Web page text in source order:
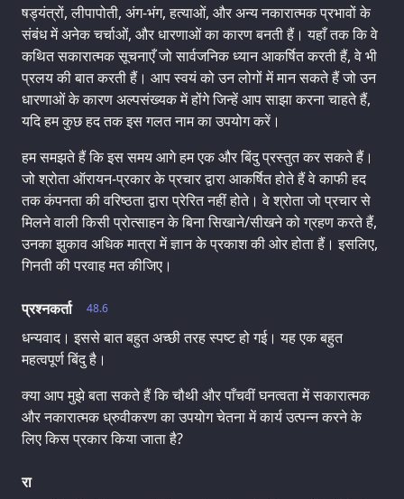
षड्यंत्रों, लीपापोती, अंग-भंग, हत्याओं, और अन्य नकारात्मक प्रभावों के
संबंध में अनेक चर्चाओं, और धारणाओं का कारण बनती हैं। यहाँ तक कि वे
कथित सकारात्मक सूचनाएँ जो सार्वजनिक ध्यान आकर्षित करती हैं, वे भी
प्रलय की बात करती हैं। आप स्वयं को उन लोगों में मान सकते हैं जो उन
धारणाओं के कारण अल्पसंख्यक में होंगे जिन्हें आप साझा करना चाहते हैं,
यदि हम कुछ हद तक इस गलत नाम का उपयोग करें।
हम समझते हैं कि इस समय आगे हम एक और बिंदु प्रस्तुत कर सकते हैं।
जो श्रोता ऑरायन-प्रकार के प्रचार द्वारा आकर्षित होते हैं वे काफी हद
तक कंपनता की वरिष्ठता द्वारा प्रेरित नहीं होते। वे श्रोता जो प्रचार से
मिलने वाली किसी प्रोत्साहन के बिना सिखाने/सीखने को ग्रहण करते हैं,
उनका झुकाव अधिक मात्रा में ज्ञान के प्रकाश की ओर होता हैं। इसलिए,
गिनती की परवाह मत कीजिए।
48.6
प्रश्नकर्ता
धन्यवाद। इससे बात बहुत अच्छी तरह स्पष्ट हो गई। यह एक बहुत
महत्वपूर्ण बिंदु है।
क्या आप मुझे बता सकते हैं कि चौथी और पाँचवीं घनत्वता में सकारात्मक
और नकारात्मक ध्रुवीकरण का उपयोग चेतना में कार्य उत्पन्न करने के
लिए किस प्रकार किया जाता है?
रा